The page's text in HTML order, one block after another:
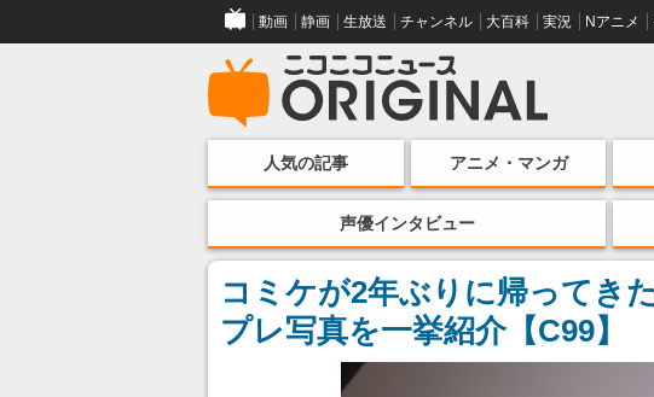
動画 静画 生放送 チャンネル 大百科 実況 Nアニメ
人気の記事 アニメ・マンガ
声優インタビュー
コミケが2年ぶりに帰ってき
プレ写真を一挙紹介【C99】